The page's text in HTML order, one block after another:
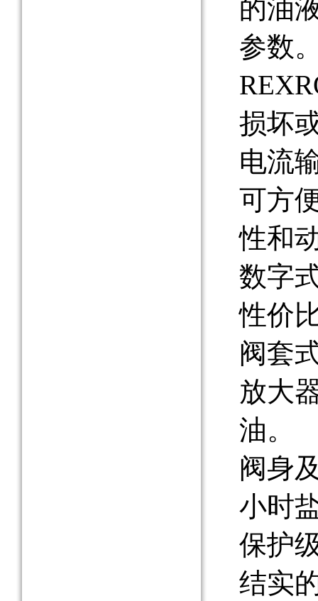
的油
参数
损坏
电流
可方
性和
数字
性价
阀套
放大
油。
阀身
小时
保护
结实